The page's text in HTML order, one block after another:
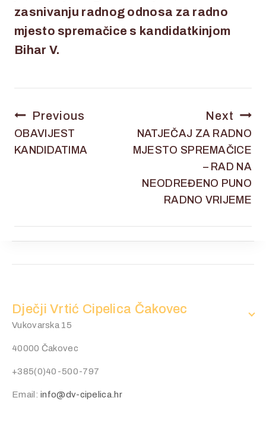
zasnivanju radnog odnosa za radno
mjesto spremačice s kandidatkinjom
Bihar V.
Previous
OBAVIJEST
KANDIDATIMA
Next
NATJEČAJ ZA RADNO
MJESTO SPREMAČICE
– RAD NA
NEODREĐENO PUNO
RADNO VRIJEME
Dječji Vrtić Cipelica Čakovec
Vukovarska 15
40000 Čakovec
+385(0)40-500-797
Email:info@dv-cipelica.hr